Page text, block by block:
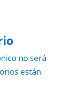
no será
están